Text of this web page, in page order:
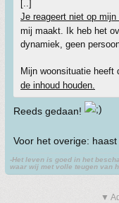
[..]
Je reageert niet op mijn
mij maakt. Ik heb het
dynamiek, geen
Mijn woonsituatie heeft
de inhoud houden.
Reeds gedaan!
Voor het overige:
-Het leven is goed in het
waar wij met volle teugen van
▼